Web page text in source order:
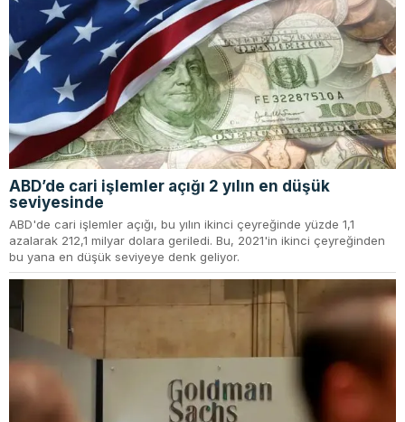
ABD’de cari işlemler açığı 2 yılın en düşük
seviyesinde
ABD'de cari işlemler açığı, bu yılın ikinci çeyreğinde yüzde 1,1
azalarak 212,1 milyar dolara geriledi. Bu, 2021'in ikinci çeyreğinden
bu yana en düşük seviyeye denk geliyor.